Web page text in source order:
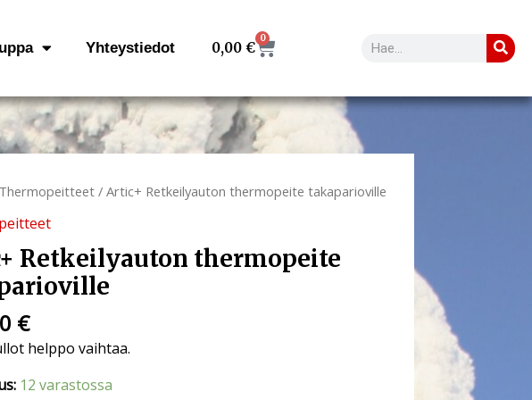
Yhteystiedot 0,00€
0
Cart Search
Thermopeitteet / Artic+ Retkeilyauton thermopeite takaparioville
Retkeilyauton thermopeite
€
helppo vaihtaa.
12 varastossa